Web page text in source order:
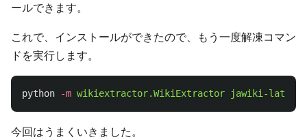
ールできます。
これで、インストールができたので、もう一度解凍コマン
ドを実行します。
python -m wikiextractor.WikiExtractor jawiki-latest-
今回はうまくいきました。